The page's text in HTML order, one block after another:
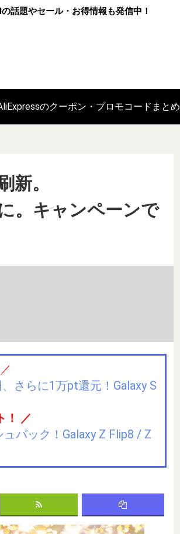
話題やセール・お得情報も発信中！
のクーポン・プロモコードまとめ
新。
。キャンペーンで
さらに1万pt還元！Galaxy S
！ ／
バック！Galaxy Z Flip8 / Z